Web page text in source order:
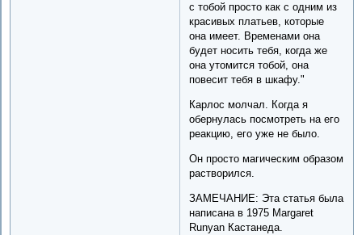
с тобой просто как с одним из
красивых платьев, которые
она имеет. Временами она
будет носить тебя, когда же
она утомится тобой, она
повесит тебя в шкафу."
Карлос молчал. Когда я
обернулась посмотреть на его
реакцию, его уже не было.
Он просто магическим образом
растворился.
ЗАМЕЧАНИЕ: Эта статья была
написана в 1975 Margaret
Runyan Кастанедa.